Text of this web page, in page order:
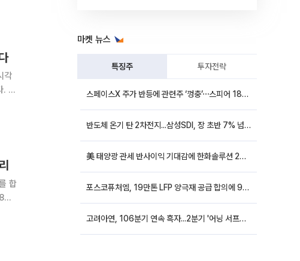
각
합
기
마켓 뉴스
특징주 투자전략
스페이스X 주가 반등에 관련주 ‘껑충’⋯스피어 18%ㆍ에이치브이엠 12%↑
반도체 온기 탄 2차전지...삼성SDI, 장 초반 7% 넘게 껑충
美 태양광 관세 반사이익 기대감에 한화솔루션 20%대·OCI홀딩스 14%대 급등
포스코퓨처엠, 19만톤 LFP 양극재 공급 합의에 9%대 강세
고려아연, 106분기 연속 흑자...2분기 '어닝 서프라이즈'에 장 초반 12%대 강세